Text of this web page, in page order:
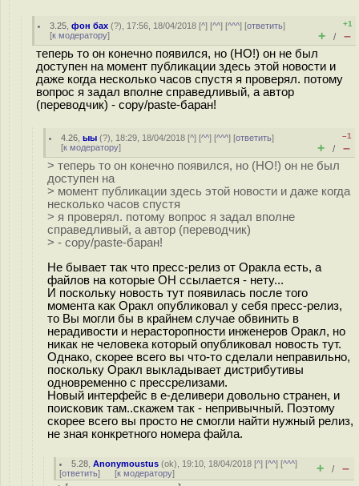
3.25 ,фон бах (?), 17:56, 18/04/2018 [^] [^^] [^^^] [ответить]
[к модератору]
+1
+ / –
теперь то он конечно появился, но (НО!) он не был
доступен на момент публикации здесь этой новости и
даже когда несколько часов спустя я проверял. потому
вопрос я задал вполне справедливый, а автор
(переводчик) - copy/paste-баран!
4.26 ,ыы (?), 18:29, 18/04/2018 [^] [^^] [^^^] [ответить]
[к модератору]
–1
+ / –
> теперь то он конечно появился, но (НО!) он не был
доступен на
> момент публикации здесь этой новости и даже когда
несколько часов спустя
> я проверял. потому вопрос я задал вполне
справедливый, а автор (переводчик)
> - copy/paste-баран!
Не бывает так что пресс-релиз от Оракла есть, а
файлов на которые ОН ссылается - нету...
И поскольку новость тут появилась после того
момента как Оракл опубликовал у себя пресс-релиз,
то Вы могли бы в крайнем случае обвинить в
нерадивости и нерасторопности инженеров Оракл, но
никак не человека который опубликовал новость тут.
Однако, скорее всего вы что-то сделали неправильно,
поскольку Оракл выкладывает дистрибутивы
одновременно с прессрелизами.
Новый интерфейс в е-деливери довольно странен, и
поисковик там..скажем так - непривычный. Поэтому
скорее всего вы просто не смогли найти нужный релиз,
не зная конкретного номера файла.
5.28 ,Anonymoustus (ok), 19:10, 18/04/2018 [^] [^^] [^^^]
[ответить] [к модератору] + / –